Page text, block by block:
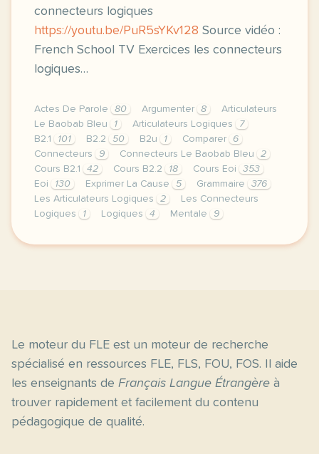
connecteurs logiques
https://youtu.be/PuR5sYKv128 Source vidéo :
French School TV Exercices les connecteurs
logiques…
Actes De Parole 80 Argumenter 8
Articulateurs
Le Baobab Bleu
1 Articulateurs Logiques
7
B2.1
101 B2.2 50 B2u 1 Comparer
6
Connecteurs
9 Connecteurs Le Baobab Bleu
2
Cours B2.1
42 Cours B2.2 18 Cours Eoi
353
Eoi
130 Exprimer La Cause 5 Grammaire
376
Les Articulateurs Logiques
2
Les Connecteurs
Logiques
1 Logiques 4 Mentale 9
image pixabay comvoici une carte mentale des
Le moteur du FLE est un moteur de recherche
spécialisé en ressources FLE, FLS, FOU, FOS. Il aide
les enseignants de Français Langue Étrangère à
trouver rapidement et facilement du contenu
pédagogique de qualité.